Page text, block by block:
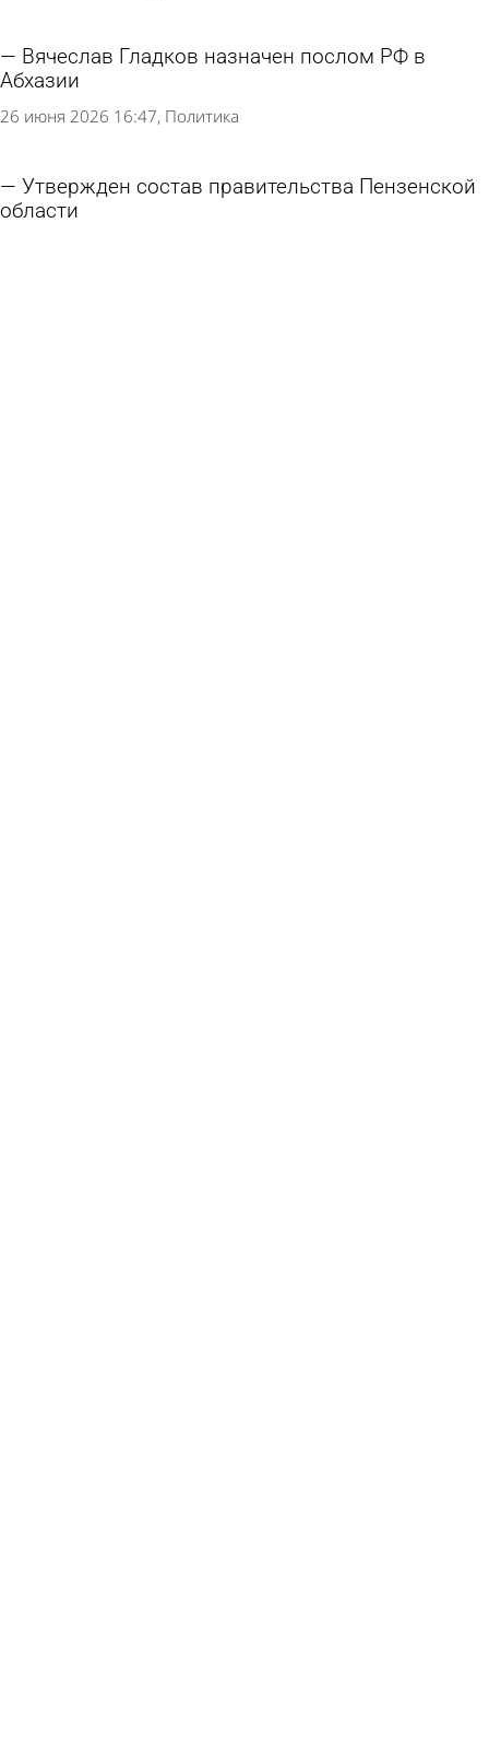
Вячеслав Гладков назначен послом РФ в
Абхазии
26 июня 2026 16:47 Политика
Утвержден состав правительства Пензенской
области